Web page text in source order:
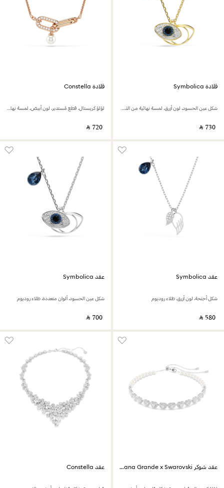
قلادة Symbolica
شكل عين الحسود، لون أزرق، لمسة نهائية من الذهب عيار 18 قيراط
‎ ⃁ ⁦730⁩ ‎
قلادة Constella
لؤلؤ كريستال، قطع مُستدير، لون أبيض، لمسة نهائية من الذهب الوردي عيار 18 قيراط
‎ ⃁ ⁦720⁩ ‎
عقد Symbolica
شكل أجنحة، لون أزرق، طلاء روديوم
‎ ⃁ ⁦580⁩ ‎
عقد Symbolica
شكل عين الحسود، ألوان متعددة، طلاء روديوم
‎ ⃁ ⁦700⁩ ‎
عقد شوكر Ariana Grande x Swarovski عقد Constella